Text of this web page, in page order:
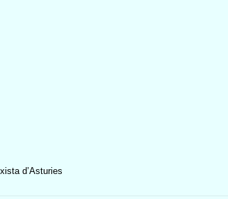
d’Asturies